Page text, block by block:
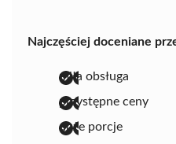
Najczęściej doceniane
miła obsługa
przystępne ceny
duże porcje